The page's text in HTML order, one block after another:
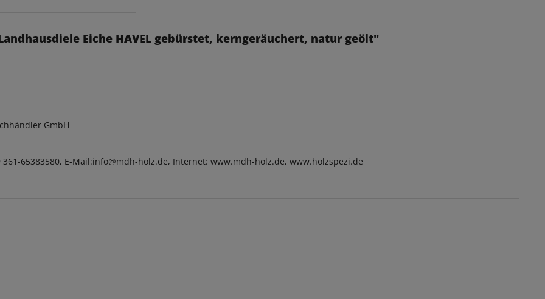
Eiche HAVEL gebürstet, kerngeräuchert, natur geölt"
GmbH
65383580, E-Mail:info@mdh-holz.de, Internet: www.mdh-holz.de, www.holzspezi.de